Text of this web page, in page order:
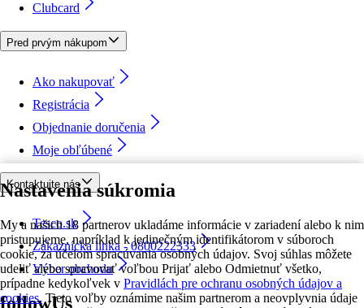
Nastavenia súkromia
My a našich 18 partnerov ukladáme informácie v zariadení alebo k nim
pristupujeme, napríklad k jedinečným identifikátorom v súboroch
cookie, za účelom spracúvania osobných údajov. Svoj súhlas môžete
udeliť alebo spravovať voľbou Prijať alebo Odmietnuť všetko,
prípadne kedykoľvek v Pravidlách pre ochranu osobných údajov a
cookies. Tieto voľby oznámime našim partnerom a neovplyvnia údaje
Clubcard
Pred prvým nákupom
Ako nakupovať
Registrácia
Objednanie doručenia
Moje obľúbené
Kontaktujte nás
Tesco.sk
Zákaznícka linka - 0800222333
Výber obchodu
followUs